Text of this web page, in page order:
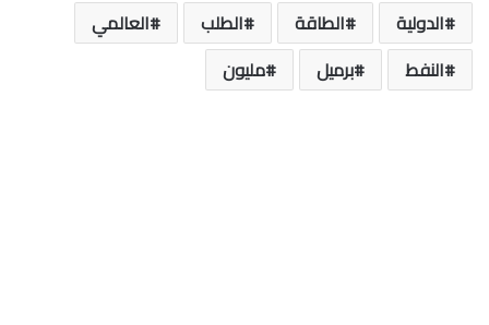
الدولية الطاقة الطلب
العالمي
النفط
برميل مليون